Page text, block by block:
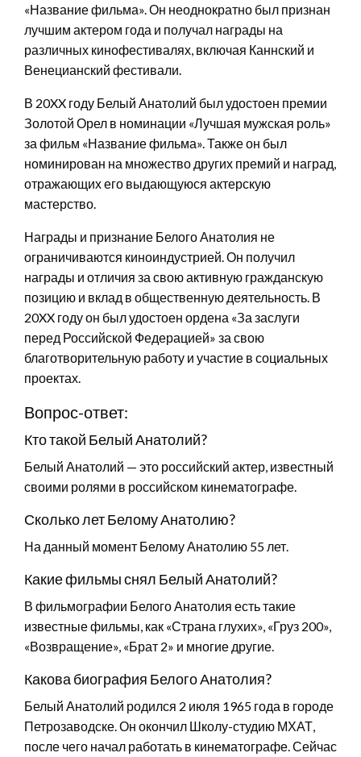
«Название фильма». Он неоднократно был признан
лучшим актером года и получал награды на
различных кинофестивалях, включая Каннский и
Венецианский фестивали.
В 20XX году Белый Анатолий был удостоен премии
Золотой Орел в номинации «Лучшая мужская роль»
за фильм «Название фильма». Также он был
номинирован на множество других премий и наград,
отражающих его выдающуюся актерскую
мастерство.
Награды и признание Белого Анатолия не
ограничиваются киноиндустрией. Он получил
награды и отличия за свою активную гражданскую
позицию и вклад в общественную деятельность. В
20XX году он был удостоен ордена «За заслуги
перед Российской Федерацией» за свою
благотворительную работу и участие в социальных
проектах.
Вопрос-ответ:
Кто такой Белый Анатолий?
Белый Анатолий — это российский актер, известный
своими ролями в российском кинематографе.
Сколько лет Белому Анатолию?
На данный момент Белому Анатолию 55 лет.
Какие фильмы снял Белый Анатолий?
В фильмографии Белого Анатолия есть такие
известные фильмы, как «Страна глухих», «Груз 200»,
«Возвращение», «Брат 2» и многие другие.
Какова биография Белого Анатолия?
Белый Анатолий родился 2 июля 1965 года в городе
Петрозаводске. Он окончил Школу-студию МХАТ,
после чего начал работать в кинематографе. Сейчас